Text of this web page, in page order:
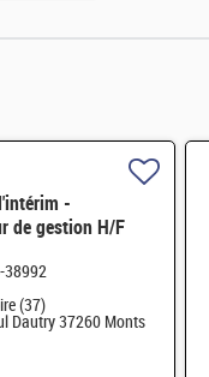
-
de gestion H/F
38992
(37)
Dautry 37260 Monts